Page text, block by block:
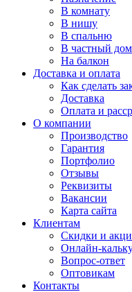
В комнату
В нишу
В спальню
В частный дом
На балкон
Доставка и оплата
Как сделать
Доставка
Оплата и
О компании
Производство
Гарантия
Портфолио
Отзывы
Реквизиты
Вакансии
Карта сайта
Клиентам
Скидки и
Онлайн-
Вопрос-ответ
Оптовикам
Контакты